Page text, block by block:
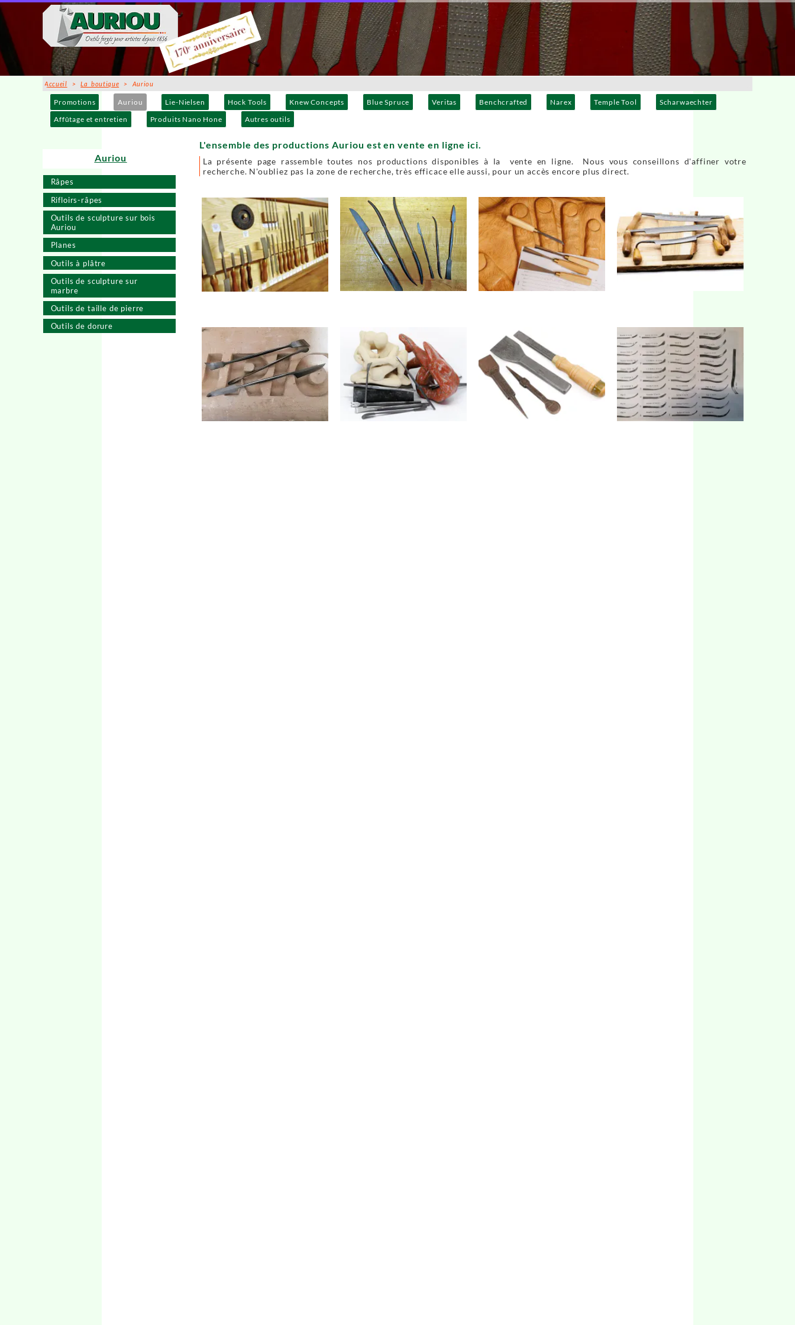
Accueil >La boutique > Auriou
L'ensemble des productions Auriou est en vente en ligne ici.
La présente page rassemble toutes nos productions disponibles à la vente en ligne. Nous vous conseillons d'affiner votre
recherche. N'oubliez pas la zone de recherche, très efficace elle aussi, pour un accès encore plus direct.
Auriou
Promotions Auriou Lie-Nielsen Hock Tools Knew Concepts Blue Spruce Veritas Benchcrafted Narex Temple Tool
Scharwaechter
Affûtage et entretien
Produits Nano Hone Autres outils
Râpes
Rifloirs-râpes
Outils de sculpture sur bois
Auriou
Planes
Outils à plâtre
Outils de sculpture sur
marbre
Outils de taille de pierre
Outils de dorure